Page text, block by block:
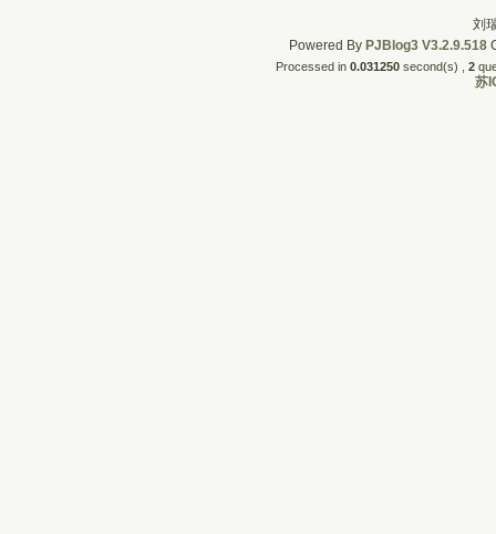
刘
Powered By PJBlog3 V3.2.9.518
Processed in 0.031250second(s) , 2
苏